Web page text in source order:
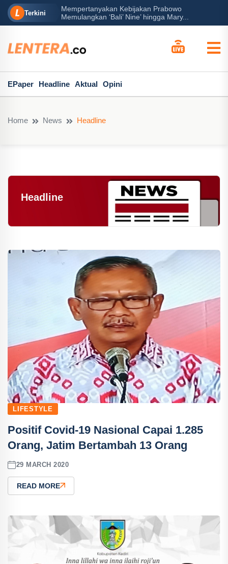
Terkini
Mary...
Peran Besar Tuhan…
EPaper Headline Aktual Opini
Home News Headline
Headline
LIFESTYLE
Positif Covid-19 Nasional Capai 1.285
Orang, Jatim Bertambah 13 Orang
29 MARCH 2020
READ MORE